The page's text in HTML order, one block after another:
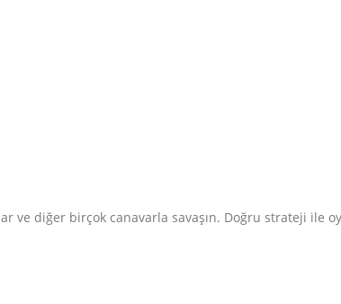
ve diğer birçok canavarla savaşın. Doğru strateji ile